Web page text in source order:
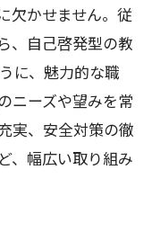
欠かせません。従
、自己啓発型の教
に、魅力的な職
ニーズや望みを常
実、安全対策の徹
、幅広い取り組み